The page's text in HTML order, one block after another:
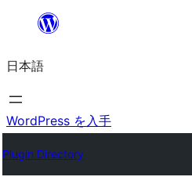
を
ス
キ
プ
日本語
WordPress を入手
Plugin Directory